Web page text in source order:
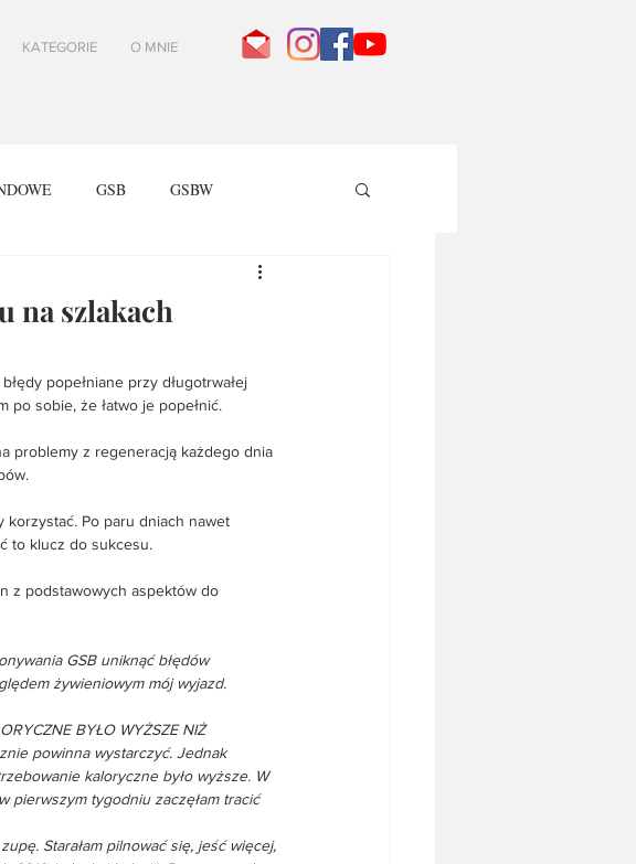
KATEGORIE O MNIE
GSB GSBW
na szlakach
popełniane przy długotrwałej
po sobie, że łatwo je popełnić.
problemy z regeneracją każdego dnia
korzystać. Po paru dniach nawet
to klucz do sukcesu.
z podstawowych aspektów do
GSB uniknąć błędów
żywieniowym mój wyjazd.
BYŁO WYŻSZE NIŻ
powinna wystarczyć. Jednak
kaloryczne było wyższe. W
pierwszym tygodniu zaczęłam tracić
Starałam pilnować się, jeść więcej,